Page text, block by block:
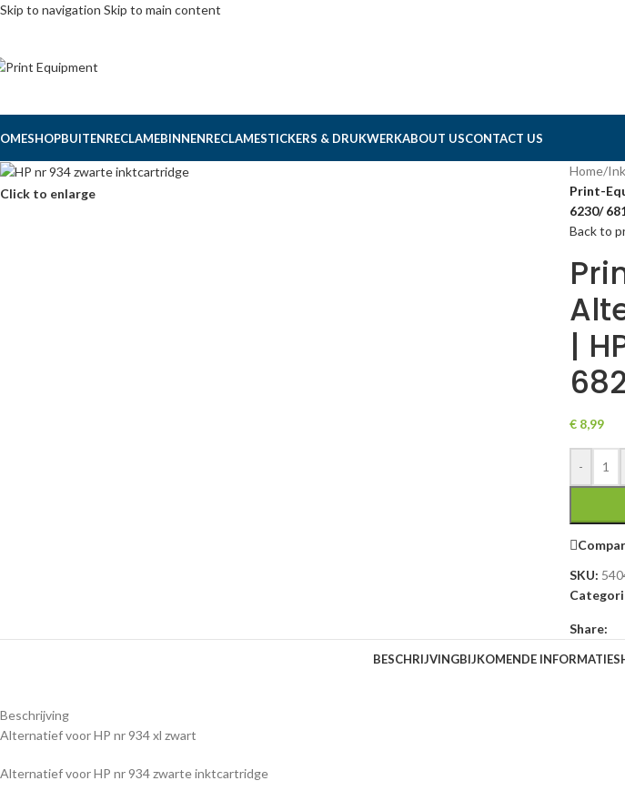
Skip to navigation Skip to main content
SHOPBUITENRECLAMEBINNENRECLAMESTICKERS & DRUKWERKABOUT USCONTACT US
Click to enlarge
Home/
Print-
6230/
Back to
|
€8,99
-
SKU:
Share:
BESCHRIJVINGBIJKOMENDE INFORMATIE
Beschrijving
Alternatief voor HP nr 934 xl zwart
Alternatief voor HP nr 934 zwarte inktcartridge